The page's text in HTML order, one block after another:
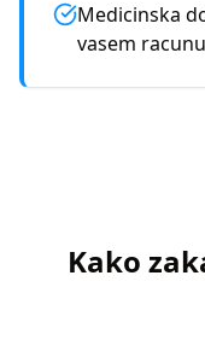
Medicinska
vasem racunu
Kako